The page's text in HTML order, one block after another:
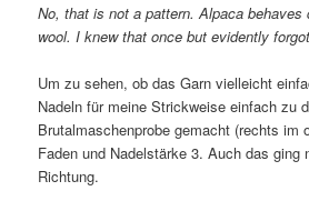
No, that is not a pattern. Alpaca behaves
wool. I knew that once but evidently
Um zu sehen, ob das Garn vielleicht
Nadeln für meine Strickweise einfach zu
Brutalmaschenprobe gemacht (rechts im
Faden und Nadelstärke 3. Auch das ging
Richtung.